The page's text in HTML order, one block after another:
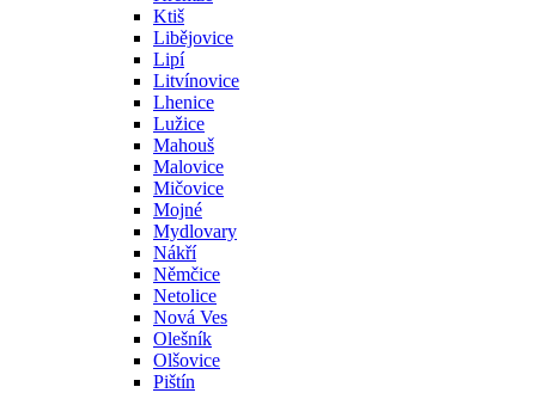
Ktiš
Libějovice
Lipí
Litvínovice
Lhenice
Lužice
Mahouš
Malovice
Mičovice
Mojné
Mydlovary
Nákří
Němčice
Netolice
Nová Ves
Olešník
Olšovice
Pištín